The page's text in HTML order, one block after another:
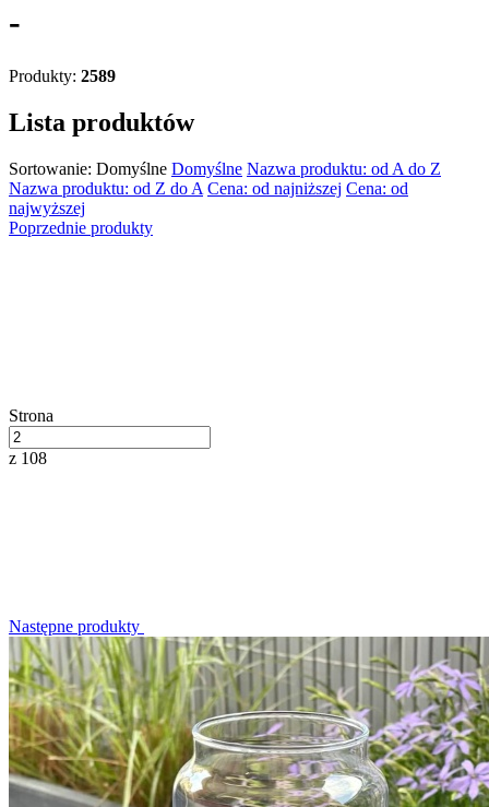
-
Produkty: 2589
Lista produktów
Sortowanie: Domyślne Domyślne Nazwa produktu: od A do Z
Nazwa produktu: od Z do A Cena: od najniższej Cena: od
najwyższej
Poprzednie produkty
Strona
z 108
Następne produkty